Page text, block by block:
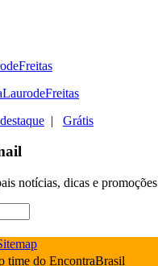
| Grátis
notícias, dicas e promoções
time do EncontraBrasil